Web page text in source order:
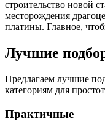
строительство новой
месторождения
платины. Главное,
Лучшие
Предлагаем лучшие
категориям для
Практичные